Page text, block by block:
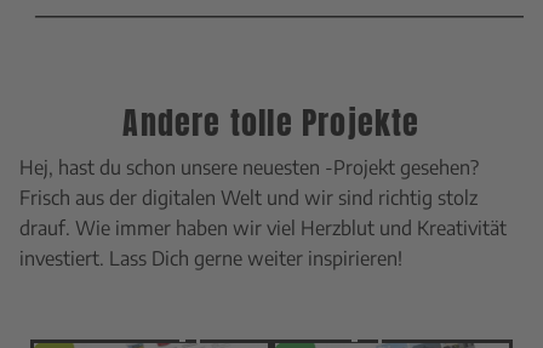
Andere tolle Projekte
Hej, hast du schon unsere neuesten -Projekt gesehen?
Frisch aus der digitalen Welt und wir sind richtig stolz
drauf. Wie immer haben wir viel Herzblut und Kreativität
investiert. Lass Dich gerne weiter inspirieren!